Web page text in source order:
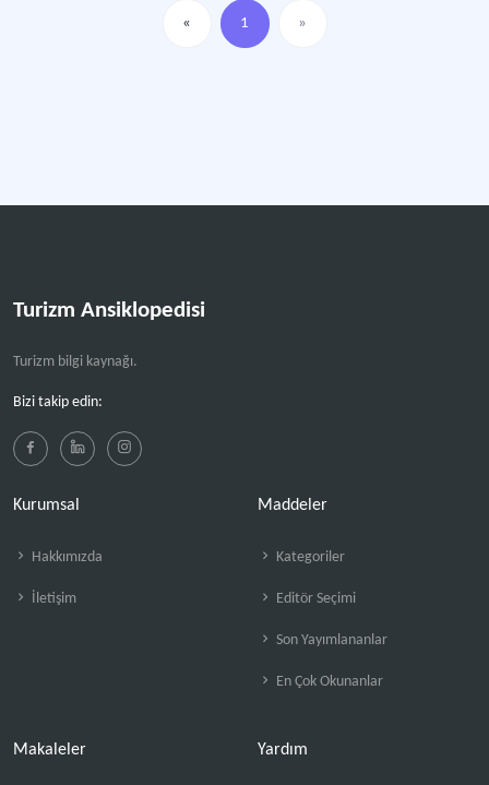
« 1 »
Turizm Ansiklopedisi
Turizm bilgi kaynağı.
Bizi takip edin:
Kurumsal
Hakkımızda
İletişim
Maddeler
Kategoriler
Editör Seçimi
Son Yayımlananlar
En Çok Okunanlar
Makaleler Yardım